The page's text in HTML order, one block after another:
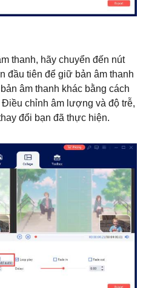
thanh, hãy chuyển đến nút
đầu tiên để giữ bản âm thanh
âm thanh khác bằng cách
chỉnh âm lượng và độ trễ,
đổi bạn đã thực hiện.